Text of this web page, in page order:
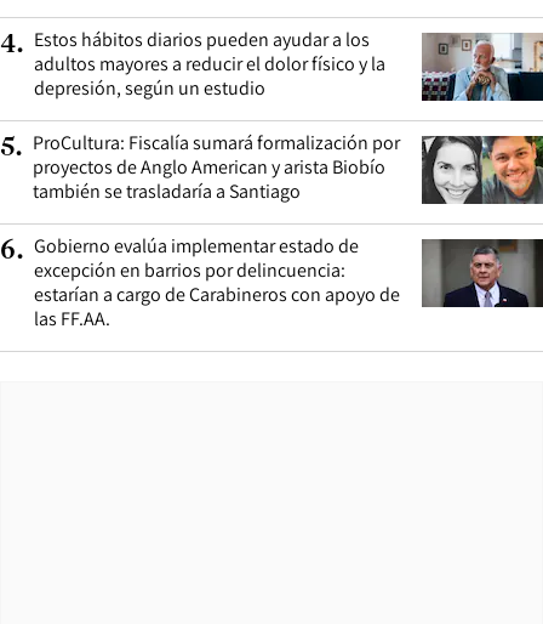
4. Estos hábitos diarios pueden ayudar a los
adultos mayores a reducir el dolor físico y la
depresión, según un estudio
5. ProCultura: Fiscalía sumará formalización por
proyectos de Anglo American y arista Biobío
también se trasladaría a Santiago
6. Gobierno evalúa implementar estado de
excepción en barrios por delincuencia:
estarían a cargo de Carabineros con apoyo de
las FF.AA.